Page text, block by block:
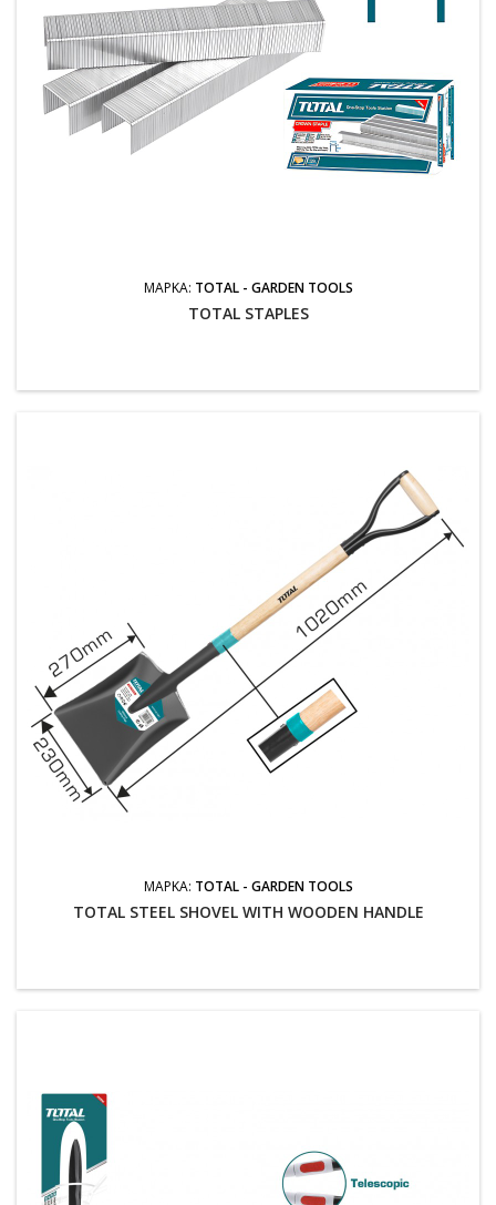
ΜΆΡΚΑ: TOTAL - GARDEN TOOLS
TOTAL STAPLES
ΜΆΡΚΑ: TOTAL - GARDEN TOOLS
TOTAL STEEL SHOVEL WITH WOODEN HANDLE